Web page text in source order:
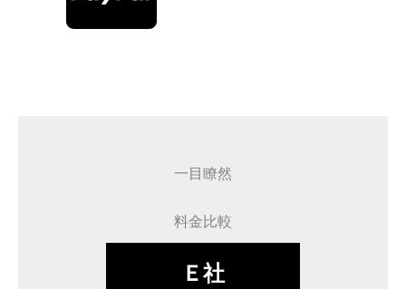
一目瞭然
料金比較
Ｅ社